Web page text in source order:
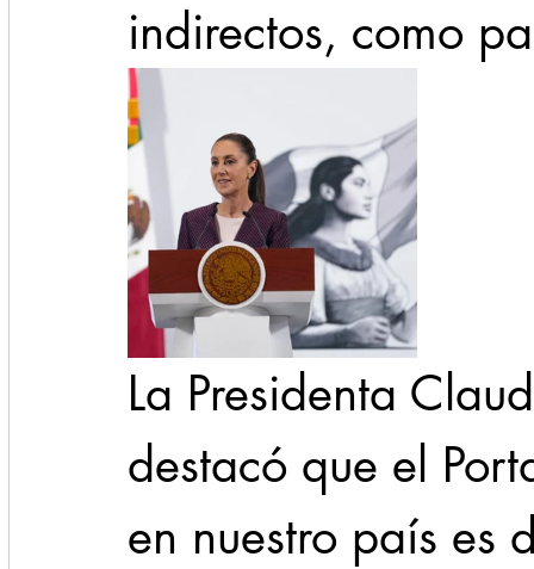
indirectos, como
La Presidenta
destacó que el
en nuestro país